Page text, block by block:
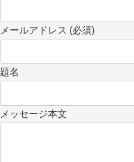
メールアドレス (必須)
題名
メッセージ本文